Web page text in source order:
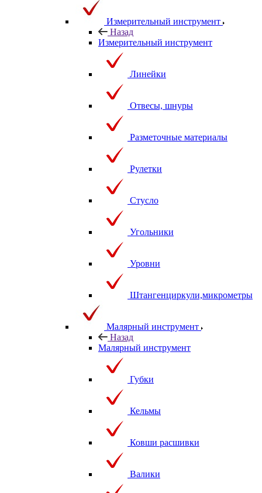
Измерительный инструмент
Назад
Измерительный инструмент
Линейки
Отвесы, шнуры
Разметочные материалы
Рулетки
Стусло
Угольники
Уровни
Штангенциркули,микрометры
Малярный инструмент
Назад
Малярный инструмент
Губки
Кельмы
Ковши расшивки
Валики